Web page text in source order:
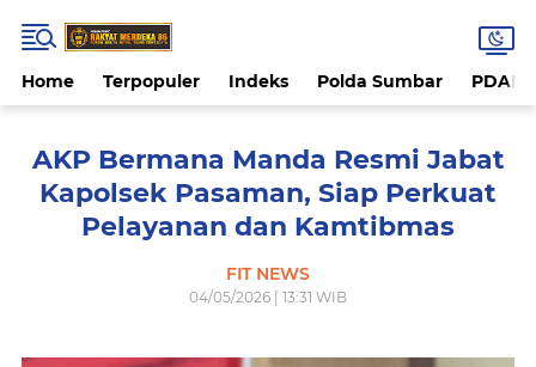
Home Terpopuler Indeks Polda Sumbar PDAM
AKP Bermana Manda Resmi Jabat
Kapolsek Pasaman, Siap Perkuat
Pelayanan dan Kamtibmas
FIT NEWS
04/05/2026 | 13:31 WIB